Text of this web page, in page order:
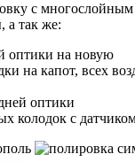
с многослойным
а так же:
оптики на новую
на капот, всех
оптики
колодок с